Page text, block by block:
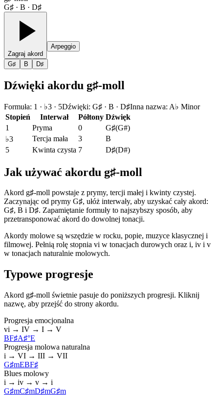
G♯ · B · D♯
Zagraj akord
Arpeggio
G♯ B D♯
Dźwięki akordu g♯-moll
Formuła: 1 · ♭3 · 5Dźwięki: G♯ · B · D♯Inna nazwa: A♭ Minor
Stopień
Interwał Półtony Dźwięk
1
Pryma 0 G♯(G#)
♭3
Tercja mała 3
B
5
Kwinta czysta 7 D♯(D#)
Jak używać akordu g♯-moll
Akord g♯-moll powstaje z prymy, tercji małej i kwinty czystej.
Zaczynając od prymy G♯, ułóż interwały, aby uzyskać cały akord:
G♯, B i D♯. Zapamiętanie formuły to najszybszy sposób, aby
przetransponować akord do dowolnej tonacji.
Akordy molowe są wszędzie w rocku, popie, muzyce klasycznej i
filmowej. Pełnią rolę stopnia vi w tonacjach durowych oraz i, iv i v
w tonacjach naturalnie molowych.
Typowe progresje
Akord g♯-moll świetnie pasuje do poniższych progresji. Kliknij
nazwę, aby przejść do strony akordu.
Progresja emocjonalna
vi → IV → I → V
BF♯A♯°E
Progresja molowa naturalna
i → VI → III → VII
G♯mEBF♯
Blues molowy
i → iv → v → i
G♯mC♯mD♯mG♯m